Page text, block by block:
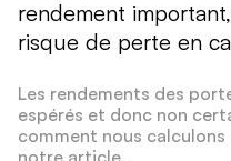
rendement
risque de perte en
Les rendements des
espérés et donc non
comment nous calculons
notre article.